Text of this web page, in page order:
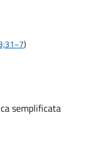
)
semplificata